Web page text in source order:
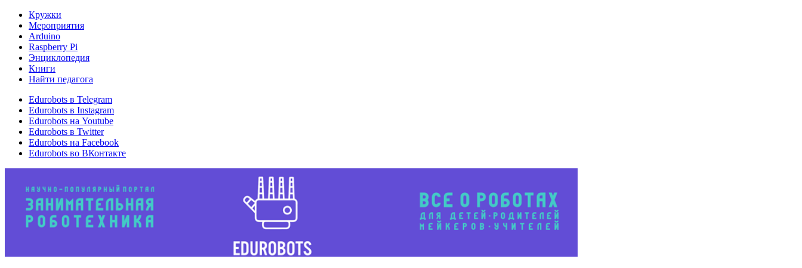
Кружки
Мероприятия
Arduino
Raspberry Pi
Энциклопедия
Книги
Найти педагога
Edurobots в Telegram
Edurobots в Instagram
Edurobots на Youtube
Edurobots в Twitter
Edurobots на Facebook
Edurobots во ВКонтакте